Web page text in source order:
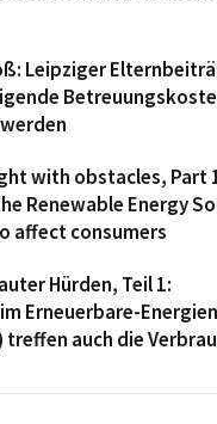
Leipziger
with obstacles, Part
Renewable Energy
affect consumers
Hürden, Teil 1:
Erneuerbare-
treffen auch die